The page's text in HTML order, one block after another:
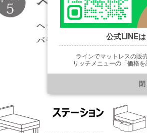
※
ステーション、Ｂ
公式LINEは
ラインでマットレスの販
リッチメニューの「価格
https://